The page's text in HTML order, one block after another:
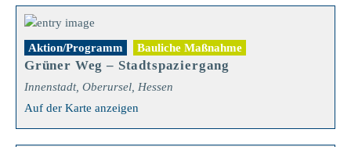
Aktion/Programm Bauliche Maßnahme
Grüner Weg – Stadtspaziergang
Innenstadt, Oberursel, Hessen
Auf der Karte anzeigen